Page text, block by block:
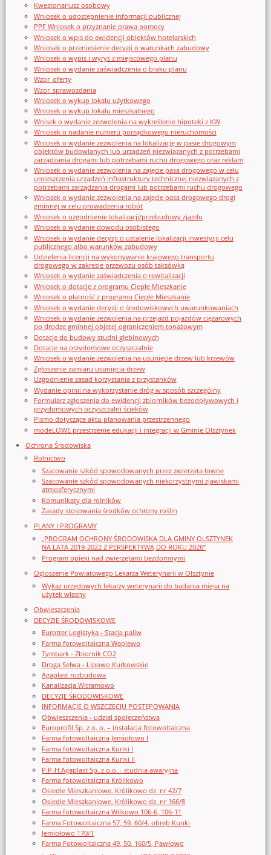
Kwestonariusz osobowy
Wniosek o udostępnienie informacji publicznej
PPF Wniosek o przyznanie prawa pomocy
Wniosek o wpis do ewidencji obiektów hotelarskich
Wniosek o przeniesienie decyzji o warunkach zabudowy
Wniosek o wypis i wyrys z miejscowego planu
Wniosek o wydanie zaświadczenia o braku planu
Wzor_oferty
Wzor_sprawozdania
Wniosek o wykup lokalu użytkowego
Wniosek o wykup lokalu mieszkalnego
Wnisek o wydanie zezwolenia na wykreślenie hipoteki z KW
Wniosek o nadanie numeru porządkowego nieruchomości
Wniosek o wydanie zezwolenia na lokalizację w pasie drogowym
obiektów budowlanych lub urządzeń niezwiązanych z potrzebami
zarządzania drogami lub potrzebami ruchu drogowego oraz reklam
Wniosek o wydanie zezwolenia na zajęcie pasa drogowego w celu
umieszczenia urządzeń infrastruktury technicznej niezwiązanych z
potrzebami zarządzania drogami lub potrzebami ruchu drogowego
Wniosek o wydanie zezwolenia na zajęcie pasa drogowego drogi
gminnej w celu prowadzenia robót
Wniosek o uzgodnienie lokalizacji/przebudowy zjazdu
Wniosek o wydanie dowodu osobistego
Wniosek o wydanie decyzji o ustalenie lokalizacji inwestycji celu
publicznego albo warunków zabudowy
Udzielenia licencji na wykonywanie krajowego transportu
drogowego w zakresie przewozu osób taksówką
Wniosek o wydanie zaświadczenia o rewitalizacji
Wniosek o dotację z programu Ciepłe Mieszkanie
Wniosek o płatność z programu Ciepłe Mieszkanie
Wniosek o wydanie decyzji o środowiskowych uwarunkowaniach
Wniosek o wydanie zezwolenia na przejazd pojazdów ciężarowych
po drodze gminnej objętej ograniczeniem tonażowym
Dotacje do budowy studni głębinowych
Dotacje na przydomowe oczyszczalnie
Wniosek o wydanie zezwolenia na usunięcie drzew lub krzewów
Zgłoszenie zamiaru usunięcia drzew
Uzgodnienie zasad korzystania z przystanków
Wydanie opinii na wykorzystanie dróg w sposób szczególny
Formularz zgłoszenia do ewidencji zbiorników bezodpływowych i
przydomowych oczyszczalni ścieków
Pismo dotyczące aktu planowania przestrzennego
modeLOWE przestrzenie edukacji i integracji w Gminie Olsztynek
Ochrona Środowiska
Rolnictwo
Szacowanie szkód spowodowanych przez zwierzęta łowne
Szacowanie szkód spowodowanych niekorzystnymi zjawiskami
atmosferycznymi
Komunikaty dla rolników
Zasady stosowania środków ochrony roślin
PLANY I PROGRAMY
„PROGRAM OCHRONY ŚRODOWISKA DLA GMINY OLSZTYNEK
NA LATA 2019-2022 Z PERSPEKTYWĄ DO ROKU 2026”
Program opieki nad zwierzętami bezdomnymi
Ogloszenie Powiatowego Lekarza Weterynarii w Olsztynie
Wykaz urzędowych lekarzy weterynarii do badania mięsa na
użytek własny
Obwieszczenia
DECYZJE ŚRODOWISKOWE
Eurotter Logistyka - Stacja paliw
Farma fotowoltaiczna Waplewo
Tymbark - Zbiornik CO2
Droga Selwa - Lipowo Kurkowskie
Agaplast rozbudowa
Kanalizacja Witramowo
DECYZJE ŚRODOWISKOWE
INFORMACJE O WSZCZĘCIU POSTĘPOWANIA
Obwieszczenia - udział społeczeństwa
Europrofil Sp. z o. o. – instalacja fotowoltaiczna
Farma fotowoltaiczna Jemiołowo I
Farma fotowoltaiczna Kunki I
Farma fotowoltaiczna Kunki II
P.P-H.Agaplast Sp. z o.o. - studnia awaryjna
Farma fotowoltaiczna Królikowo
Osiedle Mieszkaniowe, Królikowo dz. nr 42/7
Osiedle Mieszkaniowe, Królikowo dz. nr 166/8
Farma fotowoltaiczna Wilkowo 106-6, 106-11
Farma Fotowoltaiczna 57, 59, 60/4, obręb Kunki
Jemiołowo 170/1
Farma Fotowoltaiczna 49, 50, 160/5, Pawłowo